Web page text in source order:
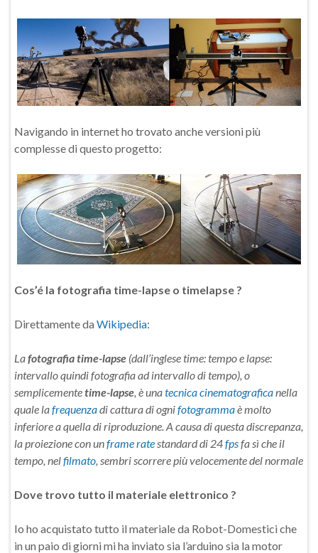
Navigando in internet ho trovato anche versioni più
complesse di questo progetto:
Cos’é la fotografia time-lapse o timelapse ?
Direttamente da Wikipedia:
Lafotografia time-lapse (dall’inglese time: tempo e lapse:
intervallo quindi fotografia ad intervallo di tempo), o
semplicementetime-lapse, è unatecnica cinematograficanella
quale lafrequenzadi cattura di ognifotogrammaè molto
inferiore a quella di riproduzione. A causa di questa discrepanza,
la proiezione con unframe ratestandard di 24fpsfa sì che il
tempo, nelfilmato, sembri scorrere più velocemente del normale
Dove trovo tutto il materiale elettronico ?
Io ho acquistato tutto il materiale da Robot-Domestici che
in un paio di giorni mi ha inviato sia l’arduino sia la motor